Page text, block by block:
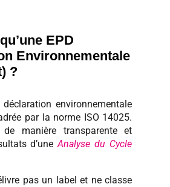
EPD
Environnementale
?
déclaration environnementale
par la norme ISO 14025.
de manière transparente et
d’uneAnalyse du Cycle
pas un label et ne classe